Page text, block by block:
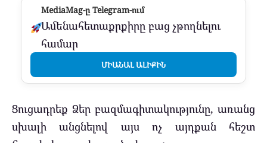
MediaMag-ը Telegram-ում
Ամենահետաքրքիրը բաց չթողնելու
համար
ՄԻԱՆԱԼ ԱԼԻՔԻՆ
Ցուցադրեք Ձեր բազմագիտակությունը, առանց
սխալի անցնելով այս ոչ այդքան հեշտ